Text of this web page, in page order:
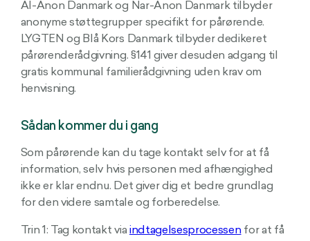
Al-Anon Danmark og Nar-Anon Danmark tilbyder
anonyme støttegrupper specifikt for pårørende.
LYGTEN og Blå Kors Danmark tilbyder dedikeret
pårørenderådgivning. §141 giver desuden adgang til
gratis kommunal familierådgivning uden krav om
henvisning.
Sådan kommer du i gang
Som pårørende kan du tage kontakt selv for at få
information, selv hvis personen med afhængighed
ikke er klar endnu. Det giver dig et bedre grundlag
for den videre samtale og forberedelse.
Trin 1: Tag kontakt via indtagelsesprocessenfor at få